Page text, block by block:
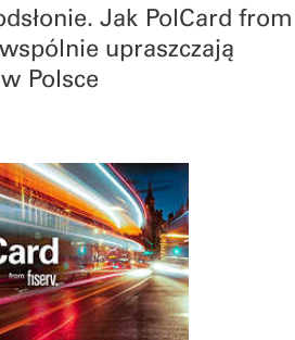
Jak PolCard from
upraszczają
Polsce